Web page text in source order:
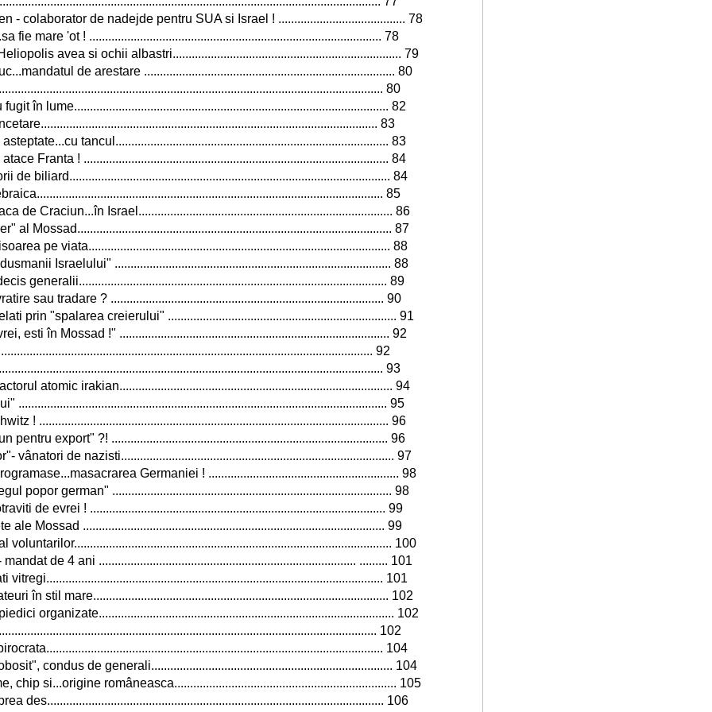
- colaborator de nadejde pentru SUA si Israel ! ........................................ 78
fie mare 'ot ! ............................................................................................ 78
avea si ochii albastri........................................................................ 79
de arestare ............................................................................... 80
80
în lume................................................................................................... 82
83
tancul...................................................................................... 83
Franta ! ................................................................................................ 84
de biliard..................................................................................................... 84
85
de Craciun...în Israel................................................................................ 86
al Mossad................................................................................................... 87
pe viata............................................................................................... 88
Israelului" ....................................................................................... 88
generalii................................................................................................. 89
sau tradare ? ...................................................................................... 90
prin "spalarea creierului" ........................................................................ 91
esti în Mossad !" ..................................................................................... 92
92
93
atomic irakian...................................................................................... 94
.................................................................................................................... 95
! .............................................................................................................. 96
pentru export" ?! ....................................................................................... 96
vânatori de nazisti...................................................................................... 97
Germaniei ! ............................................................ 98
popor german" ........................................................................................ 98
de evrei ! ............................................................................................. 99
ale Mossad ............................................................................................... 99
100
de 4 ani ................................................................................. ......... 101
101
în stil mare............................................................................................. 102
organizate............................................................................................. 102
102
104
condus de generali............................................................................ 104
chip si...origine româneasca...................................................................... 105
des.......................................................................................................... 106